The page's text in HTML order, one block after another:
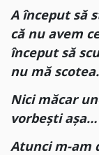
A început să
că nu avem
început să
nu mă scotea.
Nici măcar
vorbești așa…
Atunci m-am